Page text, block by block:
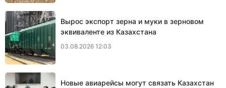
Вырос экспорт зерна и муки в зерновом
эквиваленте из Казахстана
03.08.2026 12:03
Новые авиарейсы могут связать Казахстан